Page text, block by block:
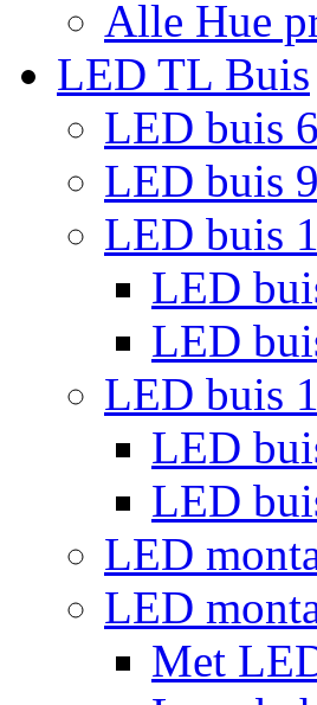
Alle Hue
LED TL Buis
LED buis
LED buis
LED buis
LED
LED
LED buis
LED
LED
LED
LED
Met